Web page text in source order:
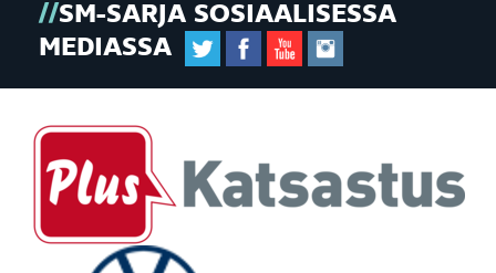
SM-SARJA SOSIAALISESSA
MEDIASSA